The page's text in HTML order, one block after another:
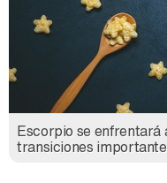
Escorpio se enfrentará
transiciones